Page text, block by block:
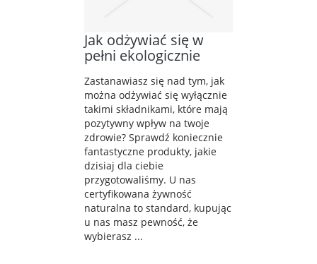
Jak odżywiać się w
pełni ekologicznie
Zastanawiasz się nad tym, jak
można odżywiać się wyłącznie
takimi składnikami, które mają
pozytywny wpływ na twoje
zdrowie? Sprawdź koniecznie
fantastyczne produkty, jakie
dzisiaj dla ciebie
przygotowaliśmy. U nas
certyfikowana żywność
naturalna to standard, kupując
u nas masz pewność, że
wybierasz ...